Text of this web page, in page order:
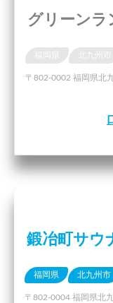
グリーンラ
〒802-0002 福岡県北
鍛冶町サウ
福岡県 北九州市
〒802-0004 福岡県北